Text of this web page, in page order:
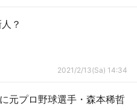
？
2021/2/13(Sa) 14:34
元プロ野球選手・森本稀哲